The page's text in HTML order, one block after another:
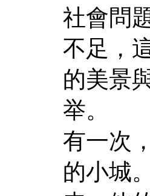
社會問
不足，
的美景
举。
有一次
的小城